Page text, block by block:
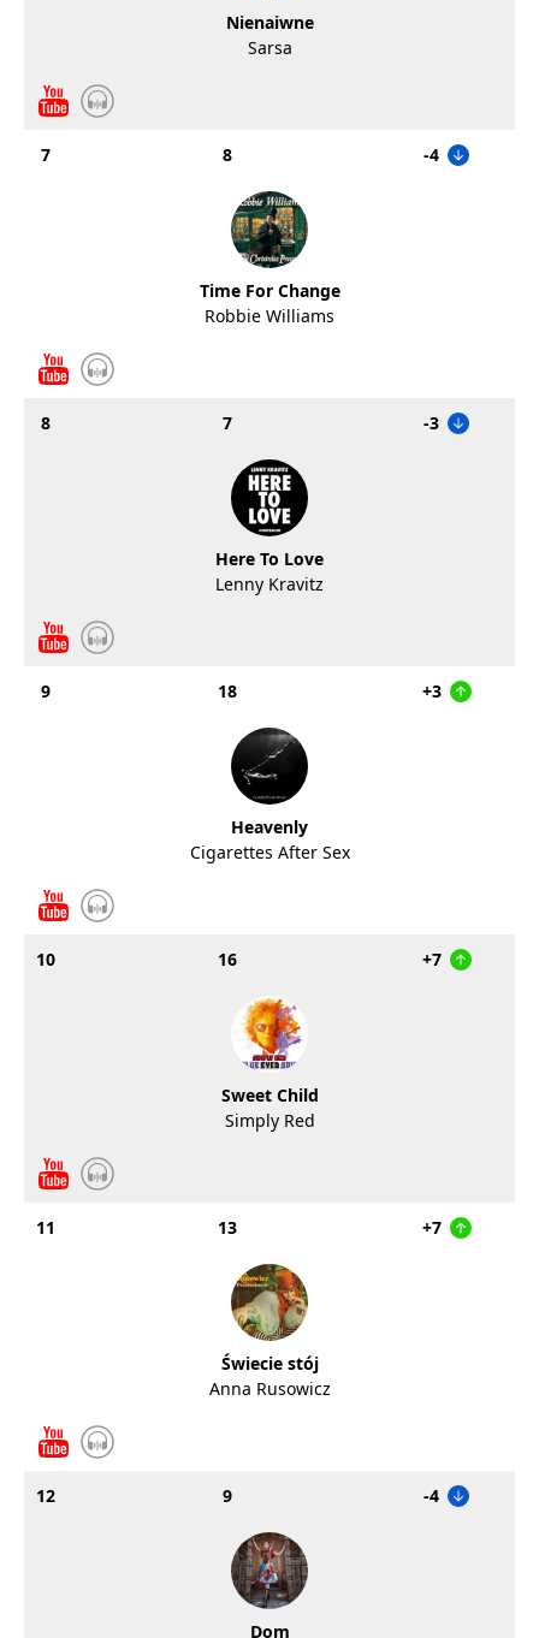
Nienaiwne
Sarsa
7 8 -4
Time For Change
Robbie Williams
8 7 -3
Here To Love
Lenny Kravitz
9 18 +3
Heavenly
Cigarettes After Sex
10 16 +7
Sweet Child
Simply Red
11 13 +7
Świecie stój
Anna Rusowicz
12 9 -4
Dom